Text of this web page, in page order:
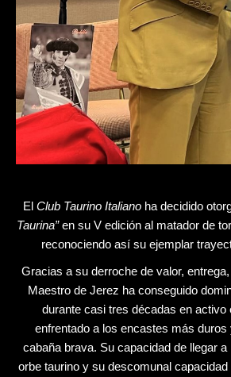
El Club Taurino Italianoha decidido
Taurina”en su V edición al matador de
reconociendo así su ejemplar
Gracias a su derroche de valor,
Maestro de Jerez ha conseguido
durante casi tres décadas en activo
enfrentado a los encastes más duros
cabaña brava. Su capacidad de llegar
orbe taurino y su descomunal